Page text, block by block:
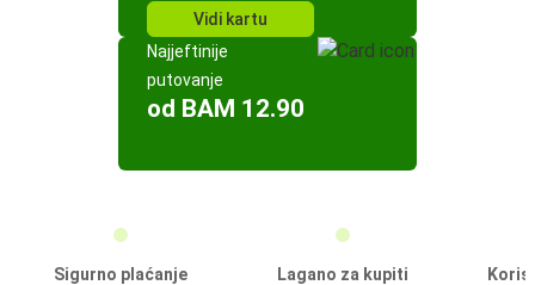
Vidi kartu
Najjeftinije
putovanje
od BAM 12.90
Sigurno plaćanje
Lagano za kupiti